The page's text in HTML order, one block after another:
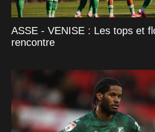
ASSE - VENISE : Les tops et
rencontre